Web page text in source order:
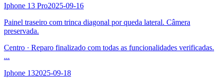
Iphone 13 Pro2025-09-16
Painel traseiro com trinca diagonal por queda lateral. Câmera
preservada.
Centro · Reparo finalizado com todas as funcionalidades verificadas.
...
Iphone 132025-09-18